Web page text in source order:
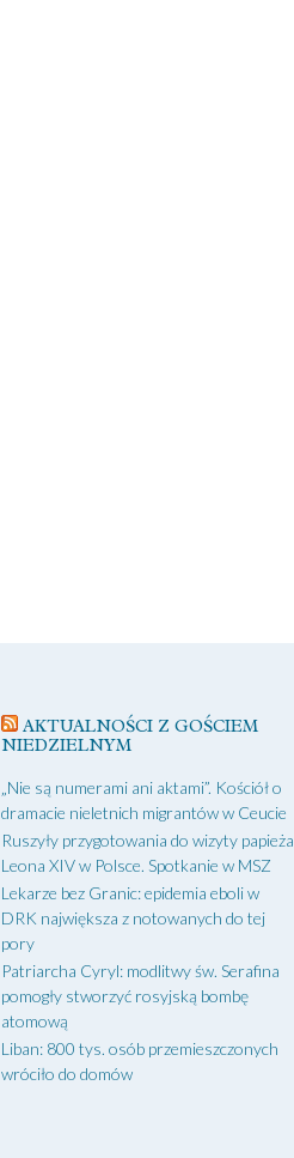
AKTUALNOŚCI Z GOŚCIEM
NIEDZIELNYM
„Nie są numerami ani aktami”. Kościół o
dramacie nieletnich migrantów w Ceucie
Ruszyły przygotowania do wizyty papieża
Leona XIV w Polsce. Spotkanie w MSZ
Lekarze bez Granic: epidemia eboli w
DRK największa z notowanych do tej
pory
Patriarcha Cyryl: modlitwy św. Serafina
pomogły stworzyć rosyjską bombę
atomową
Liban: 800 tys. osób przemieszczonych
wróciło do domów